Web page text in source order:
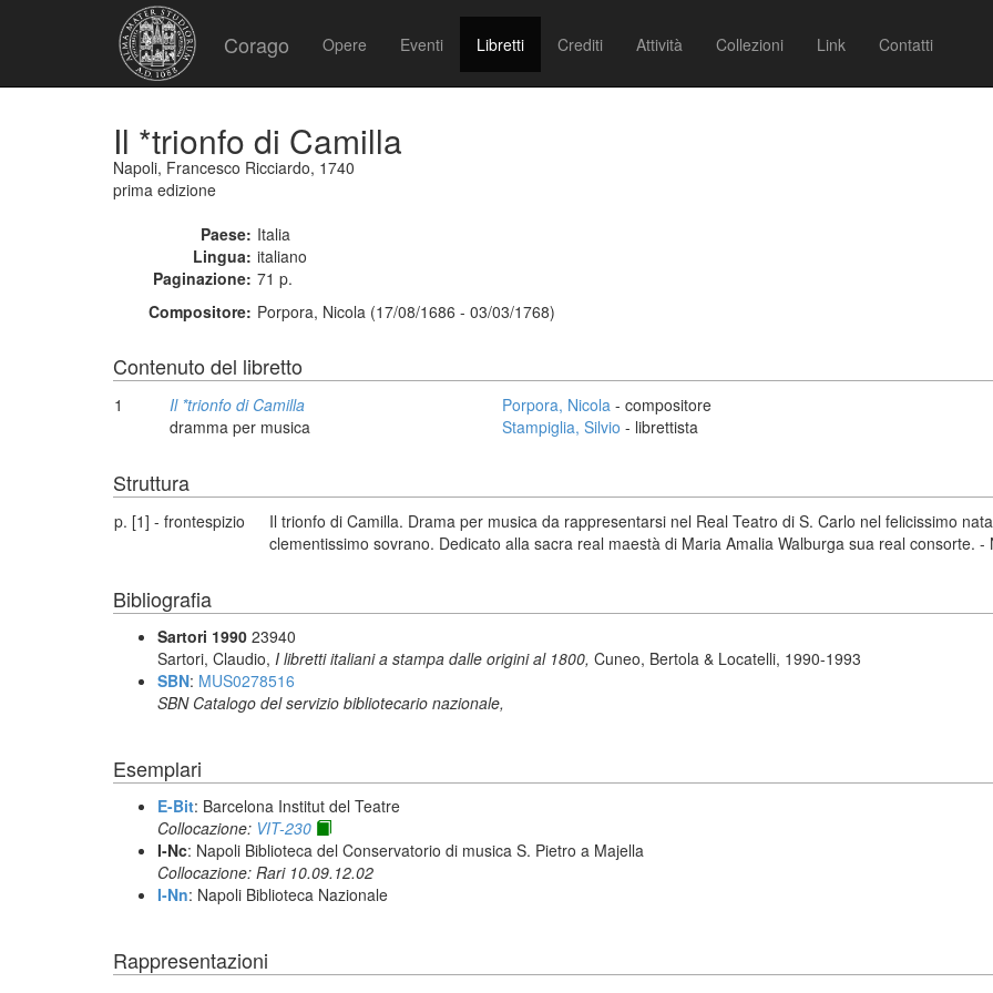
Corago Opere Eventi Libretti Crediti Attività Collezioni Link Contatti
Il *trionfo di Camilla
Napoli, Francesco Ricciardo, 1740
prima edizione
Paese: Italia
Lingua: italiano
Paginazione: 71 p.
Compositore: Porpora, Nicola (17/08/1686 - 03/03/1768)
Contenuto del libretto
1
Il *trionfo di Camilla
dramma per musica
Porpora, Nicola - compositore
Stampiglia, Silvio - librettista
Struttura
p. [1] - frontespizio
Il trionfo di Camilla. Drama per musica da rappresentarsi nel Real Teatro di S. Carlo nel felicissimo
clementissimo sovrano. Dedicato alla sacra real maestà di Maria Amalia Walburga sua real consorte.
Bibliografia
Sartori 1990 23940
Sartori, Claudio, I libretti italiani a stampa dalle origini al 1800, Cuneo, Bertola & Locatelli, 1990-1993
SBN: MUS0278516
SBN Catalogo del servizio bibliotecario nazionale,
Esemplari
E-Bit: Barcelona Institut del Teatre
Collocazione: VIT-230
I-Nc: Napoli Biblioteca del Conservatorio di musica S. Pietro a Majella
Collocazione: Rari 10.09.12.02
I-Nn: Napoli Biblioteca Nazionale
Rappresentazioni